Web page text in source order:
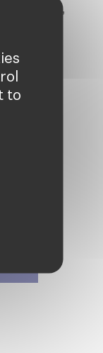
as
also
private
to